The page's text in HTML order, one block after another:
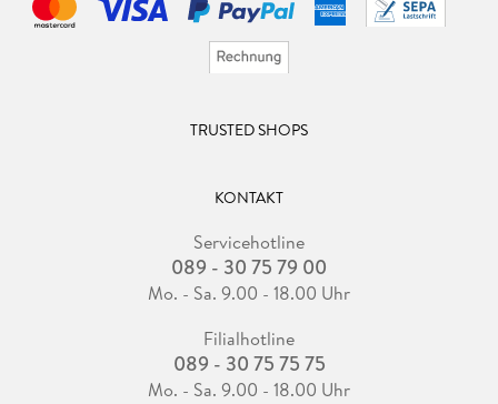
TRUSTED SHOPS
KONTAKT
Servicehotline
089 - 30 75 79 00
Mo. - Sa. 9.00 - 18.00 Uhr
Filialhotline
089 - 30 75 75 75
Mo. - Sa. 9.00 - 18.00 Uhr